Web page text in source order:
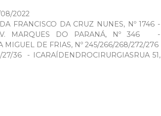
2022
FRANCISCO DA CRUZ NUNES, Nº 1746 -
MARQUES DO PARANÁ, Nº 346 -
DE FRIAS, Nº 245/266/268/272/276
36 - ICARAÍDENDROCIRURGIASRUA 51,